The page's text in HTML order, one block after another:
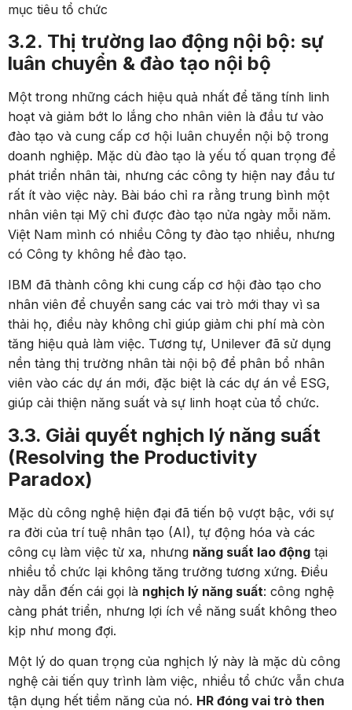
mục tiêu tổ chức​
3.2. Thị trường lao động nội bộ: sự
luân chuyển & đào tạo nội bộ
Một trong những cách hiệu quả nhất để tăng tính linh
hoạt và giảm bớt lo lắng cho nhân viên là đầu tư vào
đào tạo và cung cấp cơ hội luân chuyển nội bộ trong
doanh nghiệp. Mặc dù đào tạo là yếu tố quan trọng để
phát triển nhân tài, nhưng các công ty hiện nay đầu tư
rất ít vào việc này. Bài báo chỉ ra rằng trung bình một
nhân viên tại Mỹ chỉ được đào tạo nửa ngày mỗi năm.
Việt Nam mình có nhiều Công ty đào tạo nhiều, nhưng
có Công ty không hề đào tạo.
IBM đã thành công khi cung cấp cơ hội đào tạo cho
nhân viên để chuyển sang các vai trò mới thay vì sa
thải họ, điều này không chỉ giúp giảm chi phí mà còn
tăng hiệu quả làm việc. Tương tự, Unilever đã sử dụng
nền tảng thị trường nhân tài nội bộ để phân bổ nhân
viên vào các dự án mới, đặc biệt là các dự án về ESG,
giúp cải thiện năng suất và sự linh hoạt của tổ chức.
3.3. Giải quyết nghịch lý năng suất
(Resolving the Productivity
Paradox)
Mặc dù công nghệ hiện đại đã tiến bộ vượt bậc, với sự
ra đời của trí tuệ nhân tạo (AI), tự động hóa và các
công cụ làm việc từ xa, nhưng năng suất lao động tại
nhiều tổ chức lại không tăng trưởng tương xứng. Điều
này dẫn đến cái gọi là nghịch lý năng suất: công nghệ
càng phát triển, nhưng lợi ích về năng suất không theo
kịp như mong đợi.
Một lý do quan trọng của nghịch lý này là mặc dù công
nghệ cải tiến quy trình làm việc, nhiều tổ chức vẫn chưa
tận dụng hết tiềm năng của nó. HR đóng vai trò then